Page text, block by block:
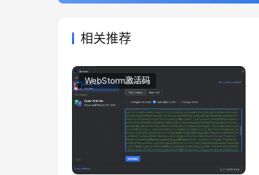
相关推荐
WebStorm激活码